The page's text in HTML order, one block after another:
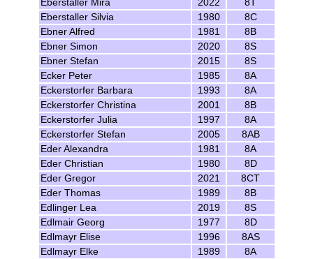
Eberstaller Mira
2022
8T
Eberstaller Silvia
1980
8C
Ebner Alfred
1981
8B
Ebner Simon
2020
8S
Ebner Stefan
2015
8S
Ecker Peter
1985
8A
Eckerstorfer Barbara
1993
8A
Eckerstorfer Christina
2001
8B
Eckerstorfer Julia
1997
8A
Eckerstorfer Stefan
2005
8AB
Eder Alexandra
1981
8A
Eder Christian
1980
8D
Eder Gregor
2021
8CT
Eder Thomas
1989
8B
Edlinger Lea
2019
8S
Edlmair Georg
1977
8D
Edlmayr Elise
1996
8AS
Edlmayr Elke
1989
8A